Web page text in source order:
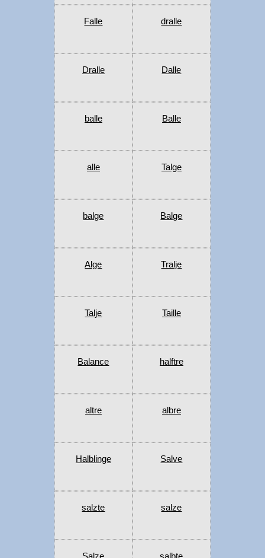
Falle dralle
Dralle Dalle
balle Balle
alle Talge
balge Balge
Alge Tralje
Talje Taille
Balance halftre
altre albre
Halblinge Salve
salzte salze